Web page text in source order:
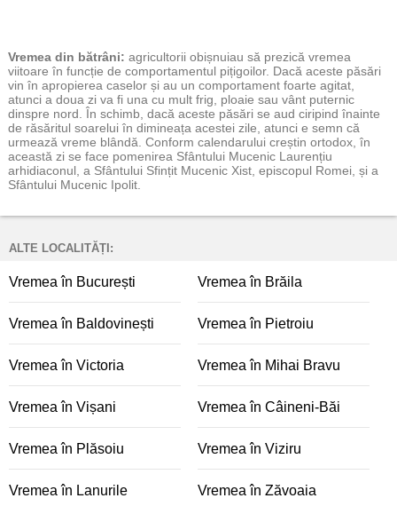
Vremea din bătrâni: agricultorii obișnuiau să prezică vremea
viitoare în funcție de comportamentul pițigoilor. Dacă aceste păsări
vin în apropierea caselor și au un comportament foarte agitat,
atunci a doua zi va fi una cu mult frig, ploaie sau vânt puternic
dinspre nord. În schimb, dacă aceste păsări se aud ciripind înainte
de răsăritul soarelui în dimineața acestei zile, atunci e semn că
urmează vreme blândă. Conform calendarului creștin ortodox, în
această zi se face pomenirea Sfântului Mucenic Laurențiu
arhidiaconul, a Sfântului Sfințit Mucenic Xist, episcopul Romei, și a
Sfântului Mucenic Ipolit.
ALTE LOCALITĂȚI:
Vremea în București Vremea în Brăila
Vremea în Baldovinești Vremea în Pietroiu
Vremea în Victoria Vremea în Mihai Bravu
Vremea în Vișani Vremea în Câineni-Băi
Vremea în Plăsoiu Vremea în Viziru
Vremea în Lanurile Vremea în Zăvoaia